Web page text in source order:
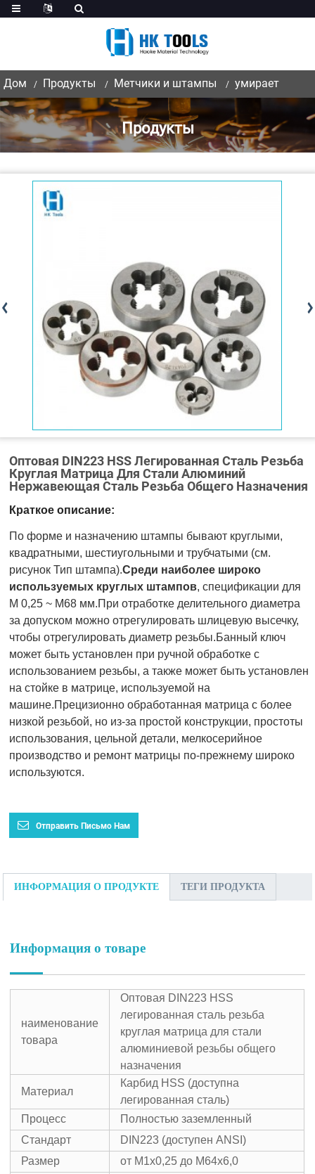
Дом Продукты Метчики и штампы умирает
Продукты
Оптовая DIN223 HSS Легированная Сталь Резьба
Круглая Матрица Для Стали Алюминий
Нержавеющая Сталь Резьба Общего Назначения
Краткое описание:
По форме и назначению штампы бывают круглыми,
квадратными, шестиугольными и трубчатыми (см.
рисунок Тип штампа).Среди наиболее широко
используемых круглых штампов, спецификации для
M 0,25 ~ M68 мм.При отработке делительного диаметра
за допуском можно отрегулировать шлицевую высечку,
чтобы отрегулировать диаметр резьбы.Банный ключ
может быть установлен при ручной обработке с
использованием резьбы, а также может быть установлен
на стойке в матрице, используемой на
машине.Прецизионно обработанная матрица с более
низкой резьбой, но из-за простой конструкции, простоты
использования, цельной детали, мелкосерийное
производство и ремонт матрицы по-прежнему широко
используются.
Отправить Письмо Нам
ИНФОРМАЦИЯ О ПРОДУКТЕ ТЕГИ ПРОДУКТА
Информация о товаре
наименование
товара
Оптовая DIN223 HSS
легированная сталь резьба
круглая матрица для стали
алюминиевой резьбы общего
назначения
Материал
Карбид HSS (доступна
легированная сталь)
Процесс
Полностью заземленный
Стандарт
DIN223 (доступен ANSI)
Размер
от M1x0,25 до M64x6,0